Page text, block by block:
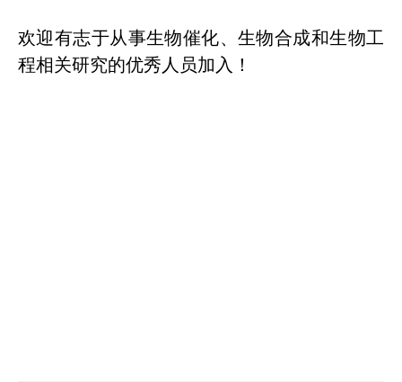
欢迎有志于从事生物催化、生物合成和生物工
程相关研究的优秀人员加入！